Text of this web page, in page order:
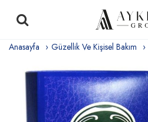
Anasayfa Güzellik Ve Kişisel Bakım